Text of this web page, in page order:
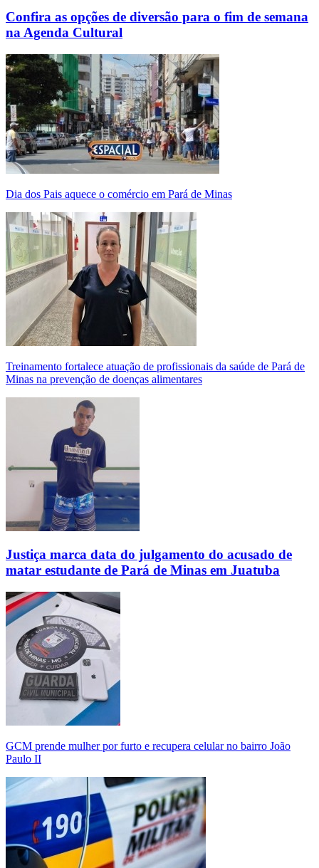
Confira as opções de diversão para o fim de semana
na Agenda Cultural
Dia dos Pais aquece o comércio em Pará de Minas
Treinamento fortalece atuação de profissionais da saúde de Pará de
Minas na prevenção de doenças alimentares
Justiça marca data do julgamento do acusado de
matar estudante de Pará de Minas em Juatuba
GCM prende mulher por furto e recupera celular no bairro João
Paulo II